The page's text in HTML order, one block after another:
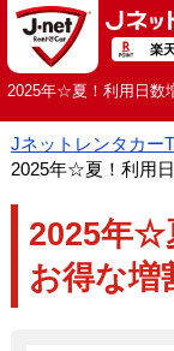
楽
2025年☆夏！利用日数
Jネットレンタカー
2025年☆夏！利用
2025年☆
お得な増